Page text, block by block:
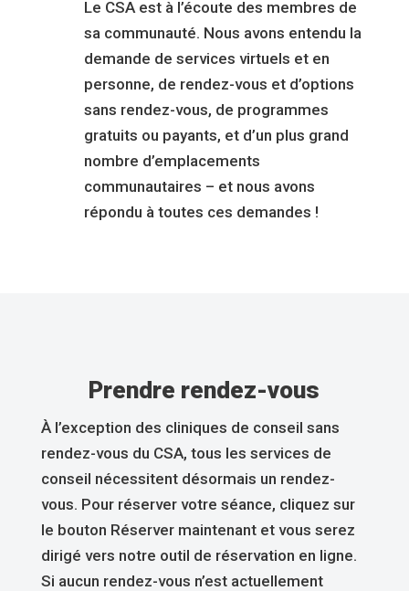
Le CSA est à l’écoute des membres de
sa communauté. Nous avons entendu la
demande de services virtuels et en
personne, de rendez-vous et d’options
sans rendez-vous, de programmes
gratuits ou payants, et d’un plus grand
nombre d’emplacements
communautaires – et nous avons
répondu à toutes ces demandes !
Prendre rendez-vous
À l’exception des cliniques de conseil sans
rendez-vous du CSA, tous les services de
conseil nécessitent désormais un rendez-
vous. Pour réserver votre séance, cliquez sur
le bouton Réserver maintenant et vous serez
dirigé vers notre outil de réservation en ligne.
Si aucun rendez-vous n’est actuellement